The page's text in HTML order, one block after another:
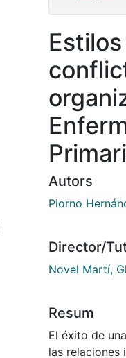
Autors
Piorno
Director/
Novel Martí,
Resum
El éxito de
las relaciones